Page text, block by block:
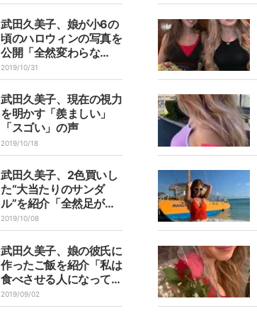
武田久美子、娘が小6の
頃のハロウィンの写真を
公開「全然変わらな
い！」「美魔女」の声
2019/10/31
武田久美子、現在の視力
を明かす「羨ましい」
「スゴい」の声
2019/10/18
武田久美子、2色買いし
た“大当たりのサンダ
ル”を紹介「全然足が痛
くならない」
2019/10/08
武田久美子、娘の彼氏に
作ったご飯を紹介「私は
食べさせる人になってし
まっています…」
2019/09/02